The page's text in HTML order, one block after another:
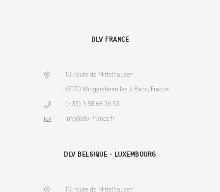
DLV FRANCE
10, route de Mittelhausen
67170 Wingersheim les 4 Bans, France
(+33) 3 88 68 36 53
info@dlv-france.fr
DLV BELGIQUE - LUXEMBOURG
10, route de Mittelhausen